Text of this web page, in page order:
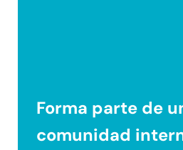
Forma parte de
comunidad